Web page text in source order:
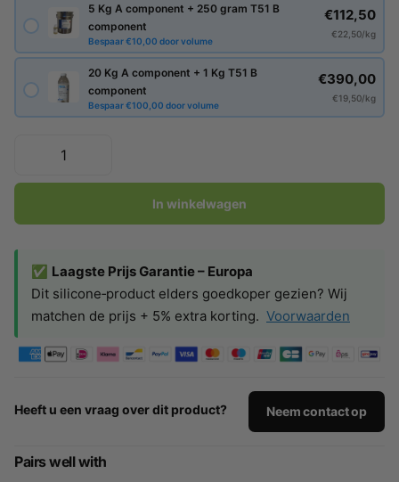
5 Kg A component + 250 gram T51 B
component
Bespaar €10,00 door volume
€112,50
€22,50/kg
20 Kg A component + 1 Kg T51 B
component
Bespaar €100,00 door volume
€390,00
€19,50/kg
In winkelwagen
✅ Laagste Prijs Garantie – Europa
Dit silicone‑product elders goedkoper gezien? Wij
matchen de prijs + 5% extra korting. Voorwaarden
Heeft u een vraag over dit product? Neem contact op
Pairs well with